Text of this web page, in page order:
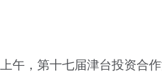
午，第十七届津台投资合